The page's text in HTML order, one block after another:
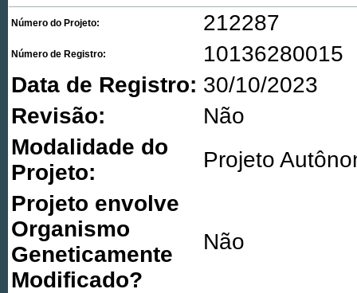
Número do Projeto: 212287
Número de Registro:
10136280015
Data de Registro: 30/10/2023
Revisão:
Não
Modalidade do
Projeto:
Projeto
Projeto envolve
Organismo
Geneticamente
Modificado?
Não